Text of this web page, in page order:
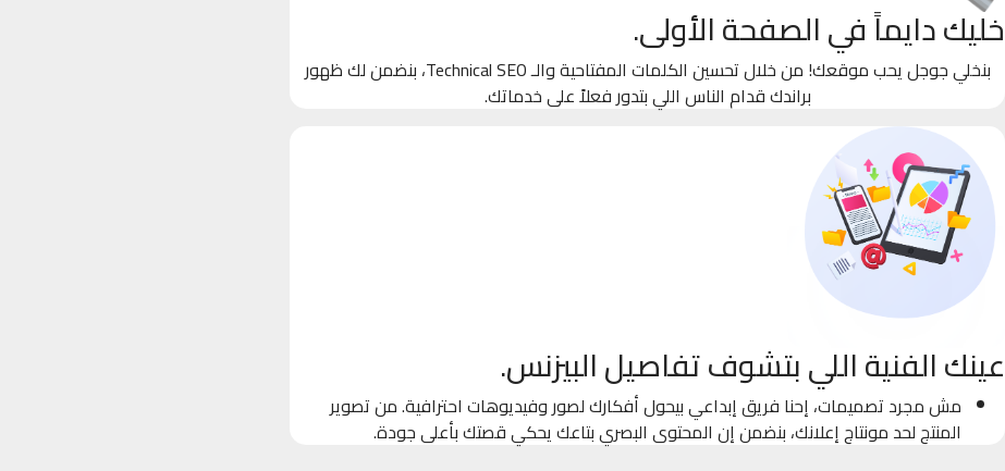
خليك دايماً في الصفحة الأولى.
بنخلي جوجل يحب موقعك! من خلال تحسين الكلمات المفتاحية والـ Technical SEO، بنضمن لك ظهور
براندك قدام الناس اللي بتدور فعلاً على خدماتك.
عينك الفنية اللي بتشوف تفاصيل البيزنس.
مش مجرد تصميمات، إحنا فريق إبداعي بيحول أفكارك لصور وفيديوهات احترافية. من تصوير
المنتج لحد مونتاج إعلانك، بنضمن إن المحتوى البصري بتاعك يحكي قصتك بأعلى جودة.